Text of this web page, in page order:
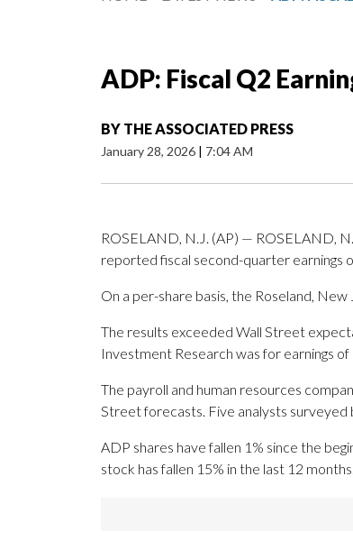
ADP: Fiscal Q2
BY THE ASSOCIATED PRESS
January 28, 2026 | 7:04 AM
ROSELAND, N.J. (AP) — ROSELAND,
reported fiscal second-quarter earnings
On a per-share basis, the Roseland,
The results exceeded Wall Street
Investment Research was for earnings
The payroll and human resources
Street forecasts. Five analysts surveyed
ADP shares have fallen 1% since the
stock has fallen 15% in the last 12 months.